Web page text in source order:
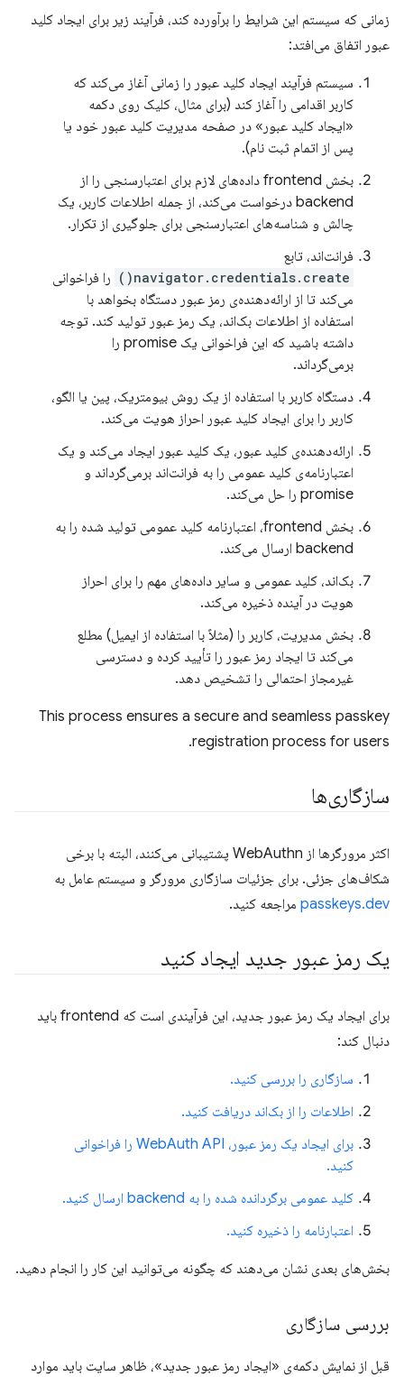
زمانی که سیستم این شرایط را برآورده کند، فرآیند زیر برای ایجاد کلید
عبور اتفاق می‌افتد:
سیستم فرآیند ایجاد کلید عبور را زمانی آغاز می‌کند که
کاربر اقدامی را آغاز کند (برای مثال، کلیک روی دکمه
«ایجاد کلید عبور» در صفحه مدیریت کلید عبور خود یا
پس از اتمام ثبت نام).
بخش frontend داده‌های لازم برای اعتبارسنجی را از
backend درخواست می‌کند، از جمله اطلاعات کاربر، یک
چالش و شناسه‌های اعتبارسنجی برای جلوگیری از تکرار.
فرانت‌اند، تابع
navigator.credentials.create()
را فراخوانی
می‌کند تا از ارائه‌دهنده‌ی رمز عبور دستگاه بخواهد با
استفاده از اطلاعات بک‌اند، یک رمز عبور تولید کند. توجه
داشته باشید که این فراخوانی یک promise را
برمی‌گرداند.
دستگاه کاربر با استفاده از یک روش بیومتریک، پین یا الگو،
کاربر را برای ایجاد کلید عبور احراز هویت می‌کند.
ارائه‌دهنده‌ی کلید عبور، یک کلید عبور ایجاد می‌کند و یک
اعتبارنامه‌ی کلید عمومی را به فرانت‌اند برمی‌گرداند و
promise را حل می‌کند.
بخش frontend، اعتبارنامه کلید عمومی تولید شده را به
backend ارسال می‌کند.
بک‌اند، کلید عمومی و سایر داده‌های مهم را برای احراز
هویت در آینده ذخیره می‌کند.
بخش مدیریت، کاربر را (مثلاً با استفاده از ایمیل) مطلع
می‌کند تا ایجاد رمز عبور را تأیید کرده و دسترسی
غیرمجاز احتمالی را تشخیص دهد.
This process ensures a secure and seamless passkey
registration process for users.
سازگاری‌ها
اکثر مرورگرها از WebAuthn پشتیبانی می‌کنند، البته با برخی
شکاف‌های جزئی. برای جزئیات سازگاری مرورگر و سیستم عامل به
passkeys.dev مراجعه کنید.
یک رمز عبور جدید ایجاد کنید
برای ایجاد یک رمز عبور جدید، این فرآیندی است که frontend باید
دنبال کند:
سازگاری را بررسی کنید.
اطلاعات را از بک‌اند دریافت کنید.
برای ایجاد یک رمز عبور، WebAuth API را فراخوانی
کنید.
کلید عمومی برگردانده شده را به backend ارسال کنید.
اعتبارنامه را ذخیره کنید.
بخش‌های بعدی نشان می‌دهند که چگونه می‌توانید این کار را انجام دهید.
بررسی سازگاری
قبل از نمایش دکمه‌ی «ایجاد رمز عبور جدید»، ظاهر سایت باید موارد